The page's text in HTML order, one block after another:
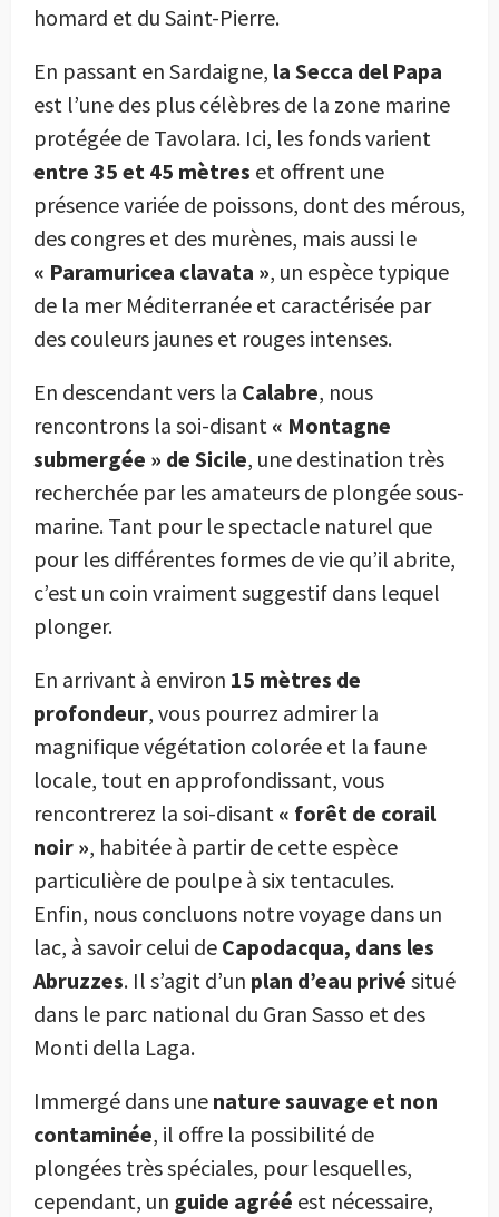
homard et du Saint-Pierre.
En passant en Sardaigne, la Secca del Papa
est l’une des plus célèbres de la zone marine
protégée de Tavolara. Ici, les fonds varient
entre 35 et 45 mètres et offrent une
présence variée de poissons, dont des mérous,
des congres et des murènes, mais aussi le
« Paramuricea clavata », un espèce typique
de la mer Méditerranée et caractérisée par
des couleurs jaunes et rouges intenses.
En descendant vers la Calabre, nous
rencontrons la soi-disant « Montagne
submergée » de Sicile, une destination très
recherchée par les amateurs de plongée sous-
marine. Tant pour le spectacle naturel que
pour les différentes formes de vie qu’il abrite,
c’est un coin vraiment suggestif dans lequel
plonger.
En arrivant à environ 15 mètres de
profondeur, vous pourrez admirer la
magnifique végétation colorée et la faune
locale, tout en approfondissant, vous
rencontrerez la soi-disant « forêt de corail
noir », habitée à partir de cette espèce
particulière de poulpe à six tentacules.
Enfin, nous concluons notre voyage dans un
lac, à savoir celui de Capodacqua, dans les
Abruzzes. Il s’agit d’un plan d’eau privé situé
dans le parc national du Gran Sasso et des
Monti della Laga.
Immergé dans une nature sauvage et non
contaminée, il offre la possibilité de
plongées très spéciales, pour lesquelles,
cependant, un guide agréé est nécessaire,